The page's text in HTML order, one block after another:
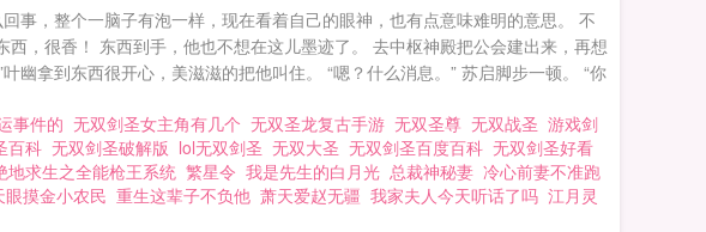
事，整个一脑子有泡一样，现在看着自己的眼神，也有点意味难明的意思。 不
，很香！ 东西到手，他也不想在这儿墨迹了。 去中枢神殿把公会建出来，再想
拿到东西很开心，美滋滋的把他叫住。 “嗯？什么消息。” 苏启脚步一顿。 “你
事件的 无双剑圣女主角有几个 无双圣龙复古手游 无双圣尊 无双战圣 游戏剑
百科 无双剑圣破解版 lol无双剑圣 无双大圣 无双剑圣百度百科 无双剑圣好看
地求生之全能枪王系统 繁星令 我是先生的白月光 总裁神秘妻 冷心前妻不准跑
眼摸金小农民 重生这辈子不负他 萧天爱赵无疆 我家夫人今天听话了吗 江月灵